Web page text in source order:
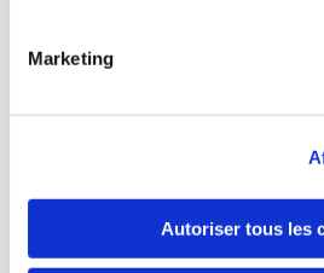
Marketing
Autoriser tous les
Durée : 1 an.
A noter : aucune de ces
utilisée pour identifier des